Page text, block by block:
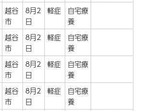
越谷
市
8月2
日
軽症
自宅療
養
越谷
市
8月2
日
軽症
自宅療
養
越谷
市
8月2
日
軽症
自宅療
養
越谷
市
8月2
日
軽症
自宅療
養